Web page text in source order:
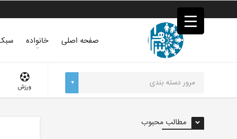
خون
صفحه اصلی خانواده
ورزش
مطالب محبوب